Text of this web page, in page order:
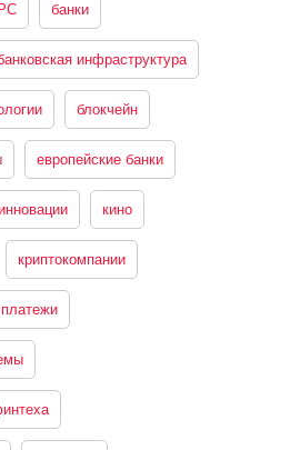
банки
инфраструктура
блокчейн
европейские банки
инновации кино
криптокомпании